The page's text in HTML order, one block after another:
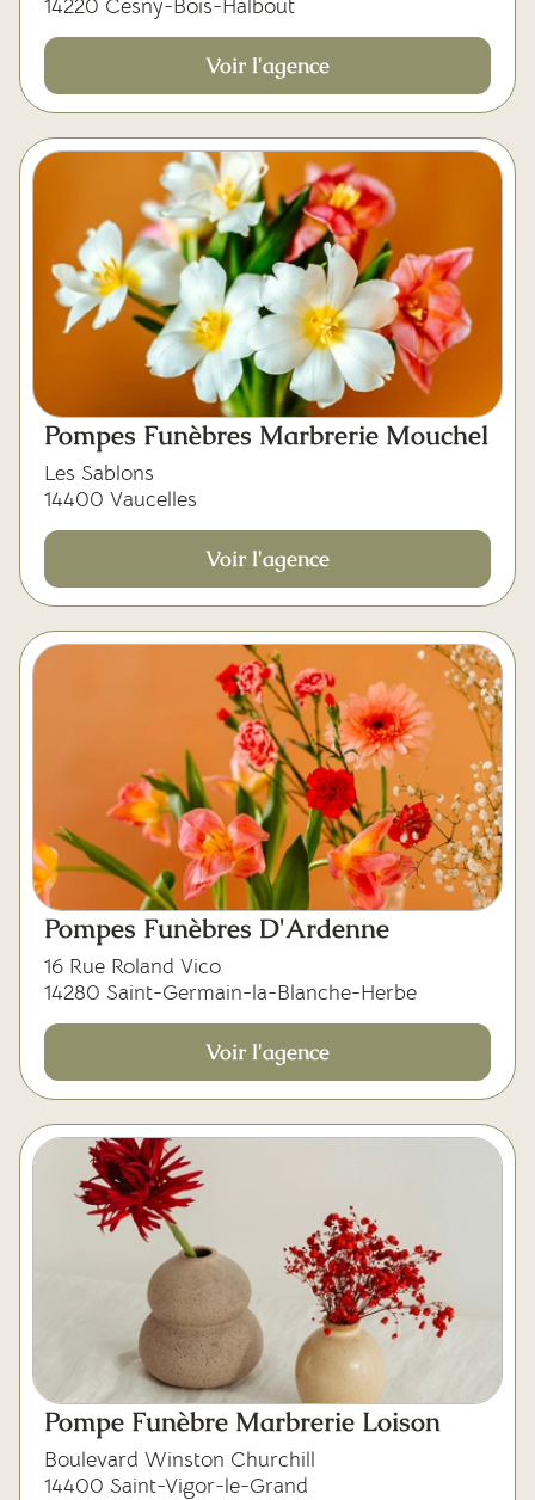
14220 Cesny-Bois-Halbout
Voir l'agence
Pompes Funèbres Marbrerie Mouchel
Les Sablons
14400 Vaucelles
Voir l'agence
Pompes Funèbres D'Ardenne
16 Rue Roland Vico
14280 Saint-Germain-la-Blanche-Herbe
Voir l'agence
Pompe Funèbre Marbrerie Loison
Boulevard Winston Churchill
14400 Saint-Vigor-le-Grand